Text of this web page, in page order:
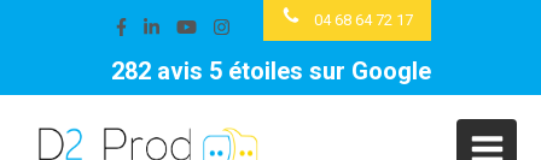
04 68 64 72 17
282 avis 5 étoiles sur Google